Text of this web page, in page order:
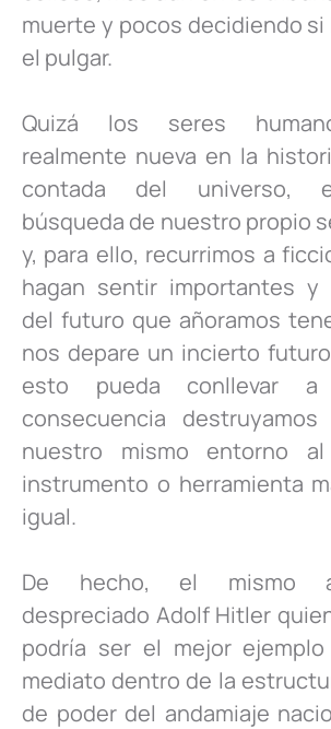
muerte y pocos decidiendo si
el pulgar.
Quizá los seres
realmente nueva en la
contada del universo,
búsqueda de nuestro propio
y, para ello, recurrimos a
hagan sentir importantes y
del futuro que añoramos
nos depare un incierto
esto pueda conllevar
consecuencia
nuestro mismo entorno
instrumento o herramienta
igual.
De hecho, el mismo
despreciado Adolf Hitler
podría ser el mejor
mediato dentro de la
de poder del andamiaje